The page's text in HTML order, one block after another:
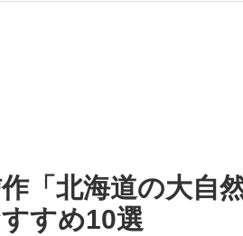
「北海道の大自
すめ10選